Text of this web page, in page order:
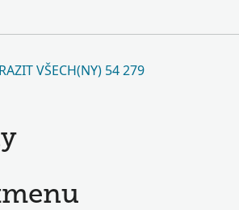
VŠECH(NY) 54 279